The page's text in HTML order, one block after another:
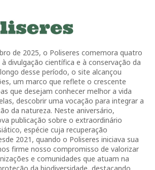
de 2025, o Poliseres comemora quatro
divulgação científica e à conservação da
desse período, o site alcançou
um marco que reflete o crescente
que desejam conhecer melhor a vida
descobrir uma vocação para integrar a
da natureza. Neste aniversário,
publicação sobre o extraordinário
espécie cuja recuperação
2021, quando o Poliseres iniciava sua
firme nosso compromisso de valorizar
e comunidades que atuam na